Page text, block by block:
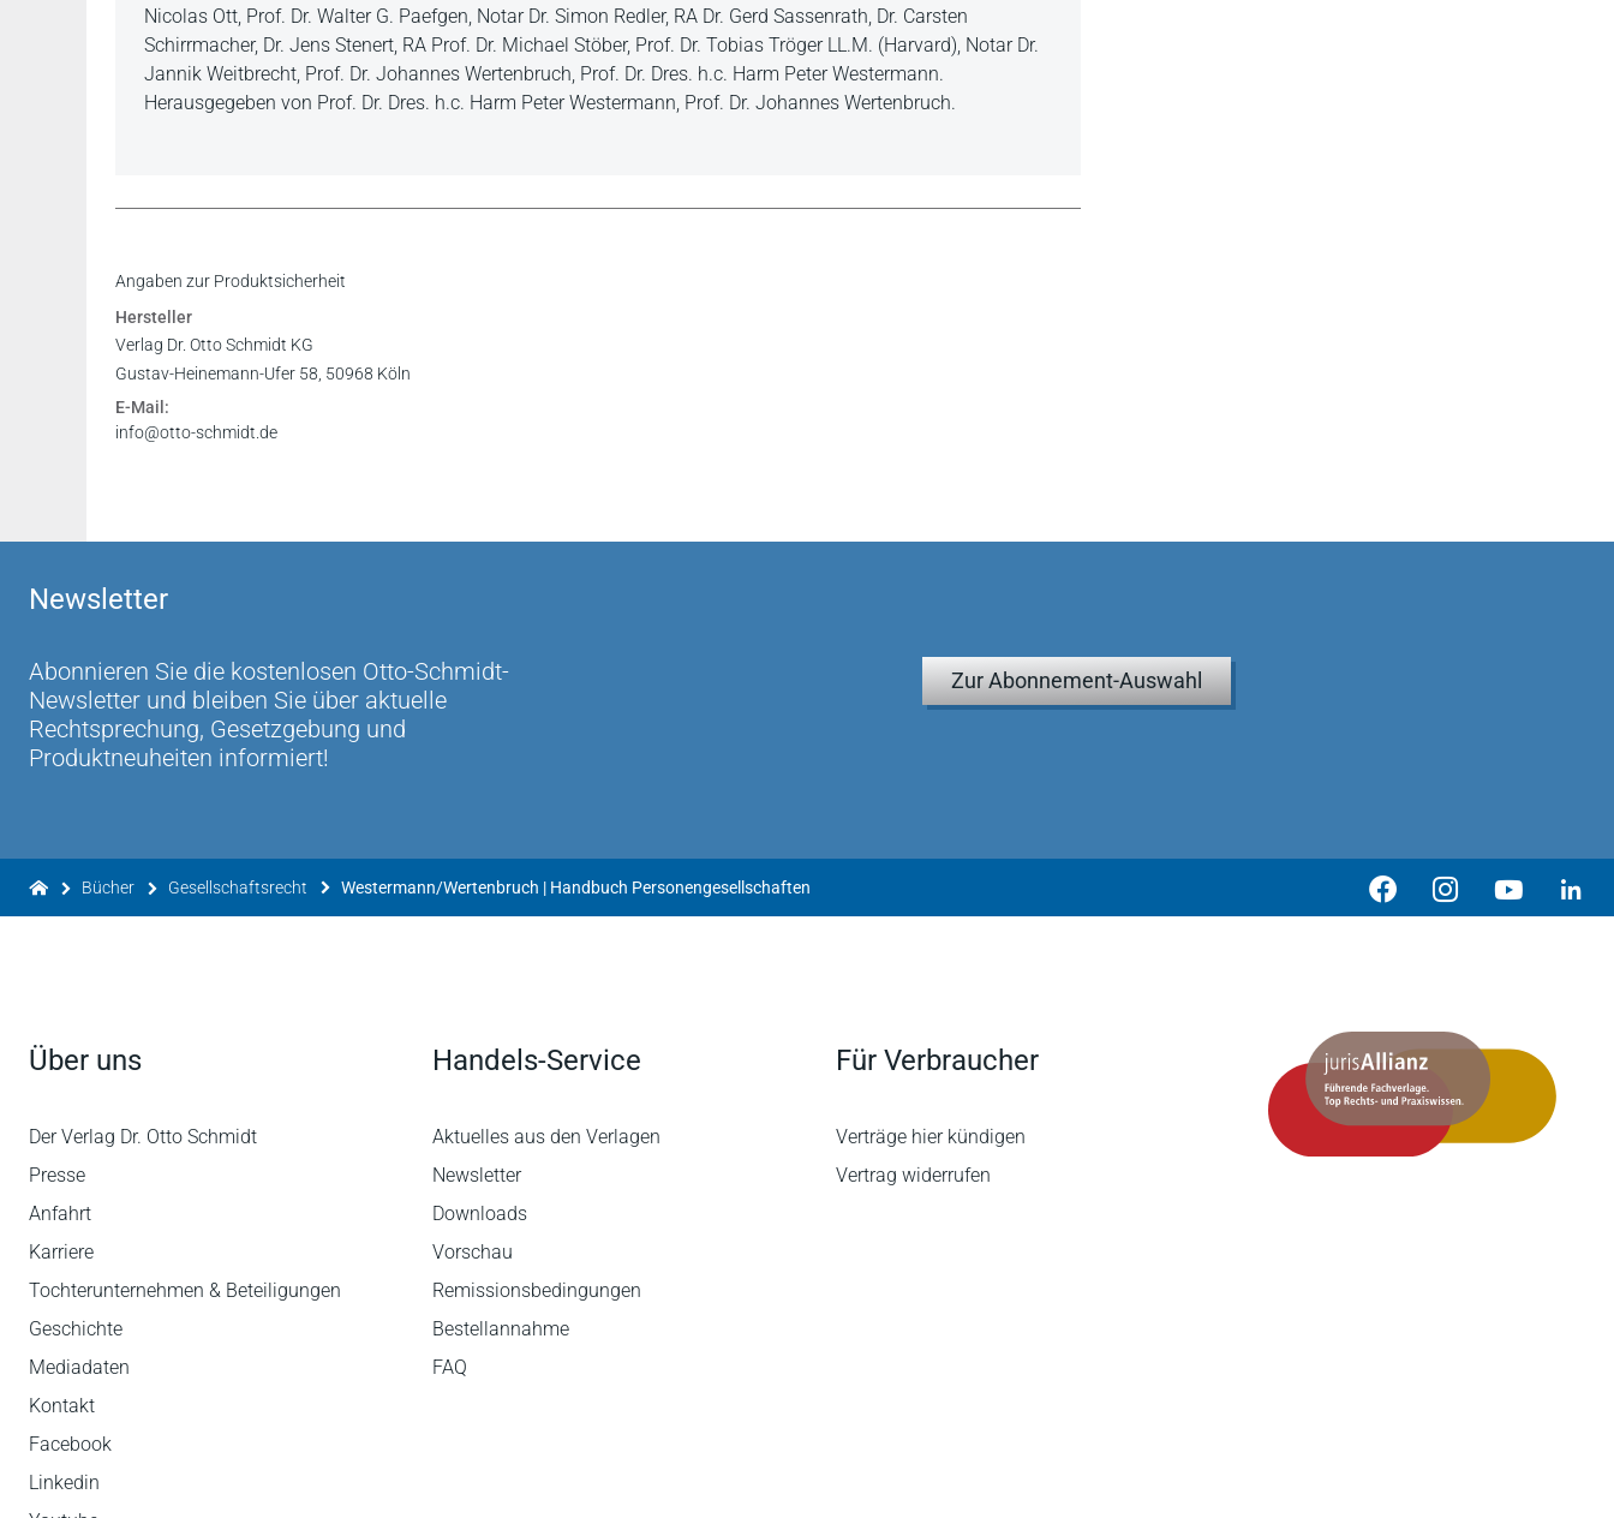
Nicolas Ott, Prof. Dr. Walter G. Paefgen, Notar Dr. Simon Redler, RA Dr. Gerd Sassenrath, Dr. Carsten
Schirrmacher, Dr. Jens Stenert, RA Prof. Dr. Michael Stöber, Prof. Dr. Tobias Tröger LL.M. (Harvard), Notar Dr.
Jannik Weitbrecht, Prof. Dr. Johannes Wertenbruch, Prof. Dr. Dres. h.c. Harm Peter Westermann.
Herausgegeben von Prof. Dr. Dres. h.c. Harm Peter Westermann, Prof. Dr. Johannes Wertenbruch.
Inhaltsverzeichnis
Vorwort
Leseprobe
Angaben zur Produktsicherheit
Hersteller
Verlag Dr. Otto Schmidt KG
Gustav-Heinemann-Ufer 58, 50968 Köln
E-Mail:
info@otto-schmidt.de
Newsletter
Abonnieren Sie die kostenlosen Otto-Schmidt-
Newsletter und bleiben Sie über aktuelle
Rechtsprechung, Gesetzgebung und
Produktneuheiten informiert!
Zur Abonnement-Auswahl
Bücher Gesellschaftsrecht Westermann/Wertenbruch | Handbuch Personengesellschaften
Über uns
Der Verlag Dr. Otto Schmidt
Presse
Anfahrt
Karriere
Tochterunternehmen & Beteiligungen
Geschichte
Mediadaten
Kontakt
Facebook
Linkedin
Handels-Service
Aktuelles aus den Verlagen
Newsletter
Downloads
Vorschau
Remissionsbedingungen
Bestellannahme
FAQ
Für Verbraucher
Verträge hier kündigen
Vertrag widerrufen